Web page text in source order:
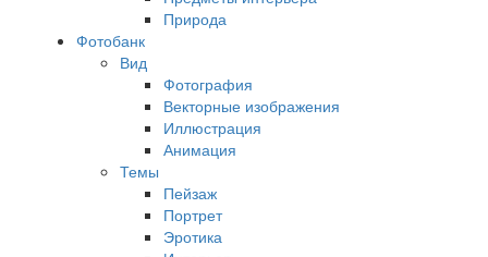
Природа
Фотобанк
Вид
Фотография
Векторные изображения
Иллюстрация
Анимация
Темы
Пейзаж
Портрет
Эротика